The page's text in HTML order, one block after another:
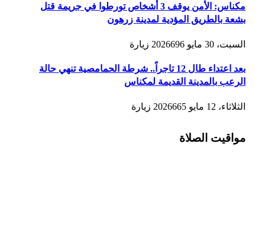
مكناس: الأمن يوقف 3 أشخاص تورطوا في جريمة قتل
بشعة بالطريق المؤدية لمدينة زرهون
السبت، 30 مايو 2026 696 زيارة
بعد اعتداء طال 12 تاجراً.. شرطة الحمامصية تنهي حالة
الرعب بالمدينة القديمة لمكناس
الثلاثاء، 12 مايو 2026 665 زيارة
مواقيت الصلاة